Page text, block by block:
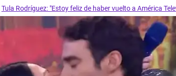
Tula Rodríguez: "Estoy feliz de haber vuelto a América